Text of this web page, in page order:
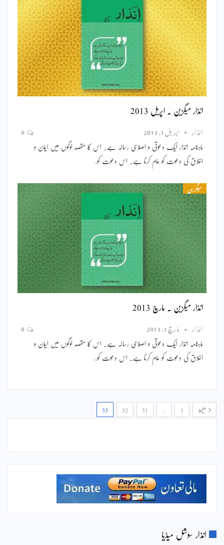
انذار میگزین ۔ اپریل 2013
انذار اپریل 1, 2013
ماہنامہ انذار ایک دعوتی و اصلاحی رسالہ ہے۔ اس کا مقصد لوگوں میں ایمان و
اخلاق کی دعوت کو عام کرنا ہے۔ اس دعوت کو…
میگزین
انذار میگزین ۔ مارچ 2013
انذار مارچ 1, 2013
ماہنامہ انذار ایک دعوتی و اصلاحی رسالہ ہے۔ اس کا مقصد لوگوں میں ایمان و
اخلاق کی دعوت کو عام کرنا ہے۔ اس دعوت کو…
پچھلا 1
31
32
33
انذار سوشل میڈیا